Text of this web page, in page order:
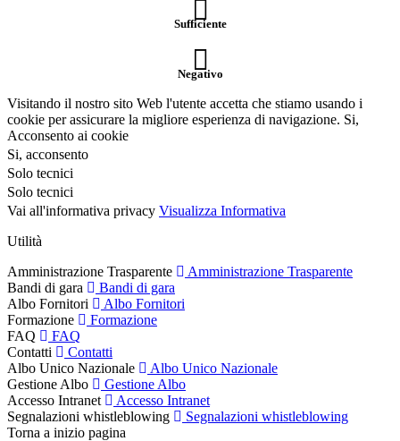
Sufficiente
Negativo
Visitando il nostro sito Web l'utente accetta che stiamo usando i
cookie per assicurare la migliore esperienza di navigazione. Si,
Acconsento ai cookie
Si, acconsento
Solo tecnici
Solo tecnici
Vai all'informativa privacy Visualizza Informativa
Utilità
Amministrazione Trasparente
Amministrazione Trasparente
Bandi di gara
Bandi di gara
Albo Fornitori
Albo Fornitori
Formazione
Formazione
FAQ
FAQ
Contatti
Contatti
Albo Unico Nazionale
Albo Unico Nazionale
Gestione Albo
Gestione Albo
Accesso Intranet
Accesso Intranet
Segnalazioni whistleblowing
Segnalazioni whistleblowing
Torna a inizio pagina